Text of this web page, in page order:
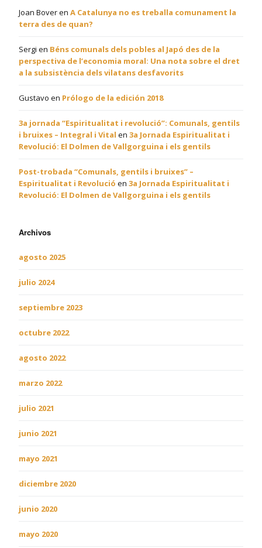
Joan Boveren A Catalunya no es treballa comunament la
terra des de quan?
Sergi en Béns comunals dels pobles al Japó des de la
perspectiva de l’economia moral: Una nota sobre el dret
a la subsistència dels vilatans desfavorits
Gustavo en Prólogo de la edición 2018
3a jornada “Espiritualitat i revolució”: Comunals, gentils
i bruixes – Integral i Vital en 3a Jornada Espiritualitat i
Revolució: El Dolmen de Vallgorguina i els gentils
Post-trobada “Comunals, gentils i bruixes” –
Espiritualitat i Revolució en 3a Jornada Espiritualitat i
Revolució: El Dolmen de Vallgorguina i els gentils
Archivos
agosto 2025
julio 2024
septiembre 2023
octubre 2022
agosto 2022
marzo 2022
julio 2021
junio 2021
mayo 2021
diciembre 2020
junio 2020
mayo 2020